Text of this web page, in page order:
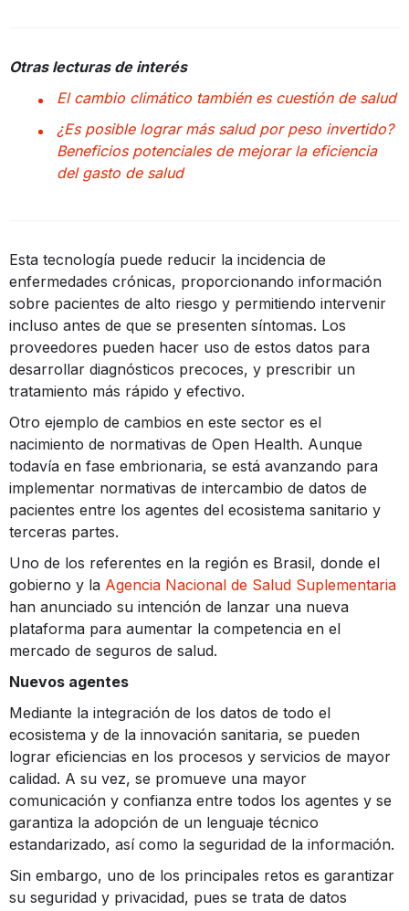
Otras lecturas de interés
El cambio climático también es cuestión de salud
¿Es posible lograr más salud por peso invertido?
Beneficios potenciales de mejorar la eficiencia
del gasto de salud
Esta tecnología puede reducir la incidencia de
enfermedades crónicas, proporcionando información
sobre pacientes de alto riesgo y permitiendo intervenir
incluso antes de que se presenten síntomas. Los
proveedores pueden hacer uso de estos datos para
desarrollar diagnósticos precoces, y prescribir un
tratamiento más rápido y efectivo.
Otro ejemplo de cambios en este sector es el
nacimiento de normativas de Open Health. Aunque
todavía en fase embrionaria, se está avanzando para
implementar normativas de intercambio de datos de
pacientes entre los agentes del ecosistema sanitario y
terceras partes.
Uno de los referentes en la región es Brasil, donde el
gobierno y la Agencia Nacional de Salud Suplementaria
han anunciado su intención de lanzar una nueva
plataforma para aumentar la competencia en el
mercado de seguros de salud.
Nuevos agentes
Mediante la integración de los datos de todo el
ecosistema y de la innovación sanitaria, se pueden
lograr eficiencias en los procesos y servicios de mayor
calidad. A su vez, se promueve una mayor
comunicación y confianza entre todos los agentes y se
garantiza la adopción de un lenguaje técnico
estandarizado, así como la seguridad de la información.
Sin embargo, uno de los principales retos es garantizar
su seguridad y privacidad, pues se trata de datos